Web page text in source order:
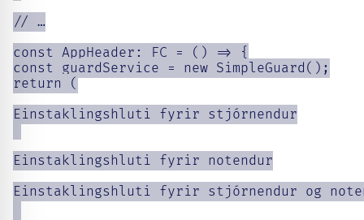
// …
const AppHeader: FC = () => {
const guardService = new SimpleGuard();
return (
Einstaklingshluti fyrir stjórnendur
Einstaklingshluti fyrir notendur
Einstaklingshluti fyrir stjórnendur og